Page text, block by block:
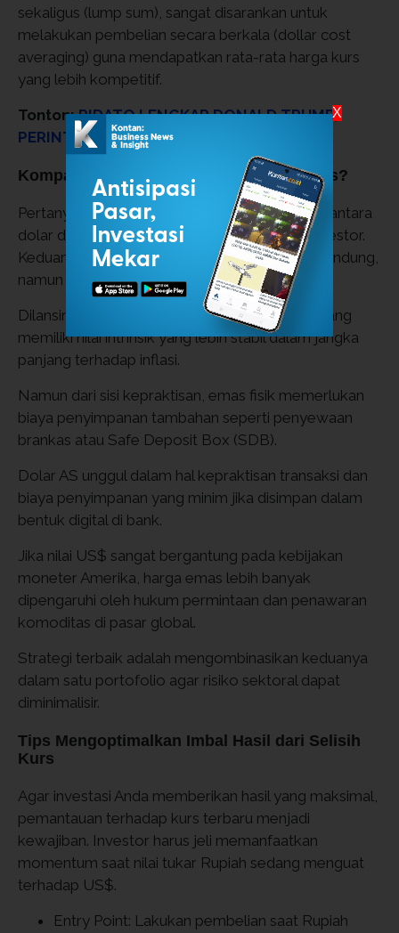
sekaligus (lump sum), sangat disarankan untuk
melakukan pembelian secara berkala (dollar cost
averaging) guna mendapatkan rata-rata harga kurs
yang lebih kompetitif.
Tonton:PIDATO LENGKAP DONALD TRUMP,
PERINTAH PERANG LAWAN IRAN
Komparasi Aset: Pilih Dolar AS atau Emas?
Pertanyaan mengenai mana yang lebih unggul antara
dolar dan emas sering kali muncul di benak investor.
Keduanya memang berstatus sebagai aset pelindung,
namun memiliki cara kerja yang berbeda.
Dilansir dari
Sahabat Pegadaian, emas dipandang
memiliki nilai intrinsik yang lebih stabil dalam jangka
panjang terhadap inflasi.
Namun dari sisi kepraktisan, emas fisik memerlukan
biaya penyimpanan tambahan seperti penyewaan
brankas atau Safe Deposit Box (SDB).
Dolar AS unggul dalam hal kepraktisan transaksi dan
biaya penyimpanan yang minim jika disimpan dalam
bentuk digital di bank.
Jika nilai US$ sangat bergantung pada kebijakan
moneter Amerika, harga emas lebih banyak
dipengaruhi oleh hukum permintaan dan penawaran
komoditas di pasar global.
Strategi terbaik adalah mengombinasikan keduanya
dalam satu portofolio agar risiko sektoral dapat
diminimalisir.
Tips Mengoptimalkan Imbal Hasil dari Selisih
Kurs
Agar investasi Anda memberikan hasil yang maksimal,
pemantauan terhadap kurs terbaru menjadi
kewajiban. Investor harus jeli memanfaatkan
momentum saat nilai tukar Rupiah sedang menguat
terhadap US$.
Entry Point: Lakukan pembelian saat Rupiah
X